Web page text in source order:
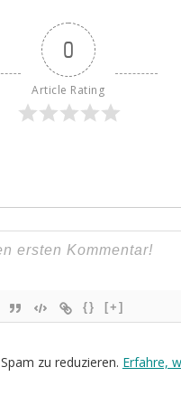
0
Article Rating
{} [+]
zu reduzieren. Erfahre,